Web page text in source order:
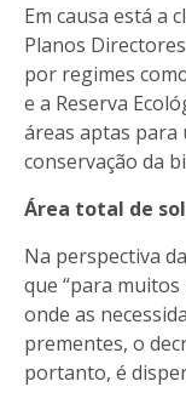
Em causa está a
Planos
por regimes
e a Reserva
áreas aptas para
conservação da
Área total de
Na perspectiva
que “para
onde as
prementes, o
portanto, é